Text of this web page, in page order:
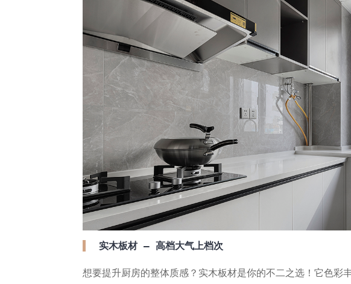
实木板材 — 高档大气上档次
想要提升厨房的整体质感？实木板材是你的不二之选！它色彩